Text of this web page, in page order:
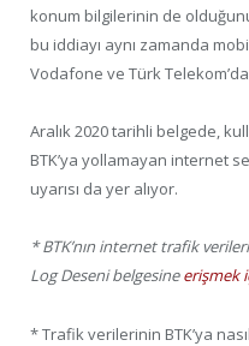
konum bilgilerinin de
bu iddiayı aynı zamanda
Vodafone ve Türk
Aralık 2020 tarihli belgede,
BTK’ya yollamayan internet
uyarısı da yer alıyor.
* BTK’nın internet trafik
Log Deseni belgesineerişmek
* Trafik verilerinin BTK’ya